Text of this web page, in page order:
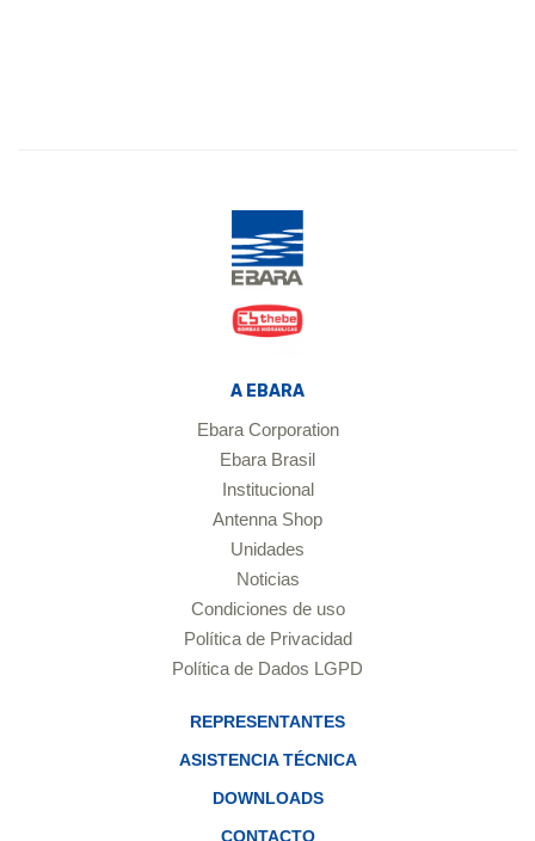
A EBARA
Ebara Corporation
Ebara Brasil
Institucional
Antenna Shop
Unidades
Noticias
Condiciones de uso
Política de Privacidad
Política de Dados LGPD
REPRESENTANTES
ASISTENCIA TÉCNICA
DOWNLOADS
CONTACTO